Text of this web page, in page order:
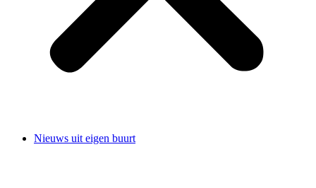
Nieuws uit eigen buurt